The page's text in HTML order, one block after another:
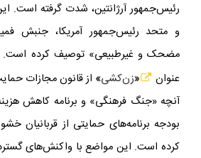
رئیس‌جمهور آرژانتین، شدت گرفته است.
و متحد رئیس‌جمهور آمریکا، جنبش
مضحک و غیرطبیعی» توصیف کرده است.
عنوان
«زن‌کشی» از قانون مجازات
آنچه «جنگ فرهنگی» و برنامه کاهش
بودجه برنامه‌های حمایتی از قربانیان
کرده است. این مواضع با واکنش‌های